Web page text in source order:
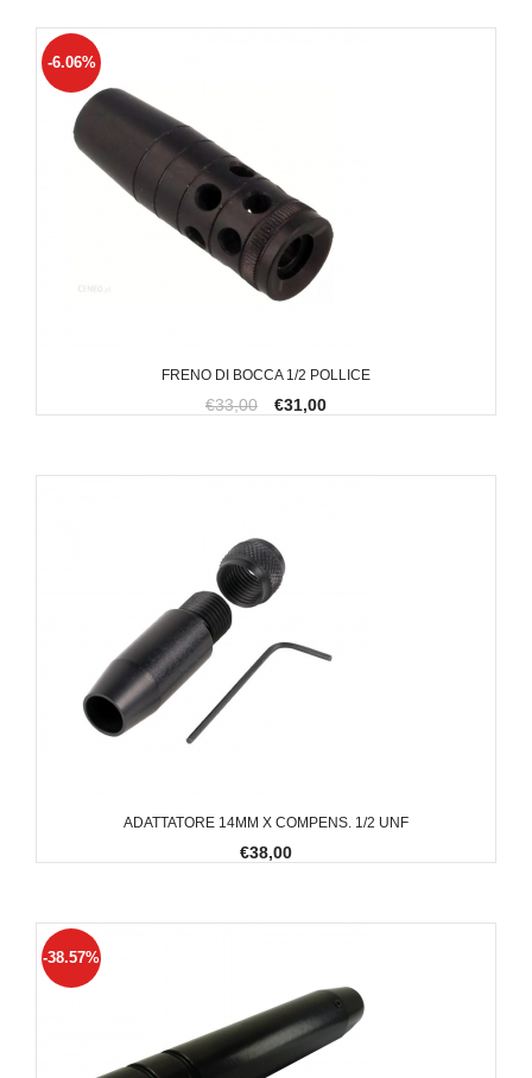
FRENO DI BOCCA 1/2 POLLICE
-6.06%
€33,00 €31,00
ADATTATORE 14MM X COMPENS. 1/2 UNF
€38,00
-38.57%